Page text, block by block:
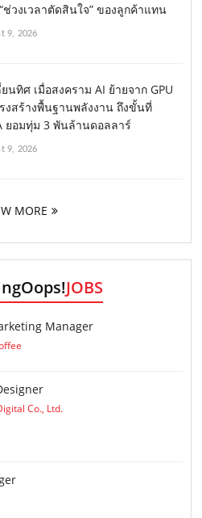
ช่วงเวลาตัดสินใจ” ของลูกค้าแทน
9, 2026
ยนทิศ เมื่อสงคราม AI ย้ายจาก GPU
งสร้างพื้นฐานพลังงาน ถึงขั้นที่
ยอมทุ่ม 3 พันล้านดอลลาร์
9, 2026
MORE
JOBS
Manager
Co., Ltd.